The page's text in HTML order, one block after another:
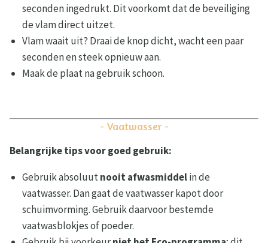
seconden ingedrukt. Dit voorkomt dat de beveiliging
de vlam direct uitzet.
Vlam waait uit? Draai de knop dicht, wacht een paar
seconden en steek opnieuw aan.
Maak de plaat na gebruik schoon.
- Vaatwasser -
Belangrijke tips voor goed gebruik:
Gebruik absoluutnooit afwasmiddelin de
vaatwasser. Dan gaat de vaatwasser kapot door
schuimvorming. Gebruik daarvoor bestemde
vaatwasblokjes of poeder.